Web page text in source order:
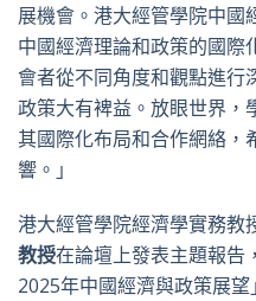
展機會。港大經管學院中國
中國經濟理論和政策的國際
會者從不同角度和觀點進行
政策大有裨益。放眼世界，
其國際化布局和合作網絡，
響。」
港大經管學院經濟學實務教
教授在論壇上發表主題報
2025年中國經濟與政策展